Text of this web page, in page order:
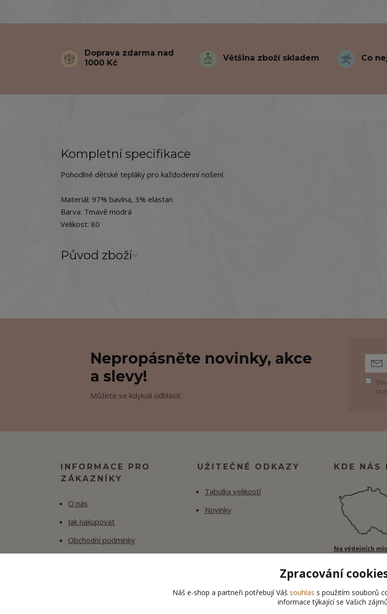
Doprava zdarma nad
1000 Kč
Většina zboží skladem Co
Kompletní specifikace
Pohodlné dětské tepláky pro každodenní nošení.
Materiál: 97% bavlna, 3% elastan
Barva: Tmavě modrá
Velikost: 80
Původ zboží
Nepropásněte novinky, akce
a slevy!
Můžete se kdykoli odhlásit.
INFORMACE PRO
ZÁKAZNÍKY
O nás
Jak nakupovat
Obchodní podmínky
UŽITEČNÉ ODKAZY
Tabulka velikostí
Novinky
KDE NÁS
Na výdejních
Zpracování
Náš e-shop a partneři potřebují Váš souhlas s použitím souborů
informace týkající se Vašich